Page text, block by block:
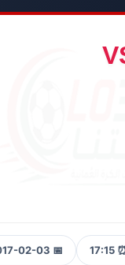
⏰ 17:15
📅 2017-02-03